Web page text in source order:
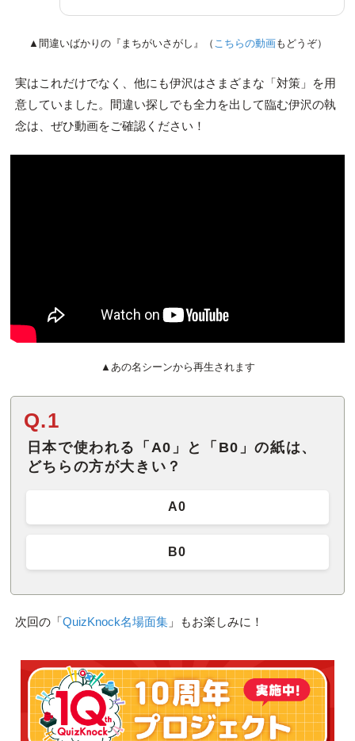
▲間違いばかりの『まちがいさがし』（ こちらの動画もどうぞ）
実はこれだけでなく、他にも伊沢はさまざまな「対策」を用
意していました。間違い探しでも全力を出して臨む伊沢の執
念は、ぜひ動画をご確認ください！
▲あの名シーンから再生されます
Q.1
日本で使われる「A0」と「B0」の紙は、
どちらの方が大きい？
A0
B0
次回の「QuizKnock名場面集」もお楽しみに！